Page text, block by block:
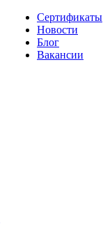
Сертификаты
Новости
Блог
Вакансии